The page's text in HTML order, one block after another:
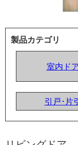
製品カテゴリ
室内ド
引戸･片